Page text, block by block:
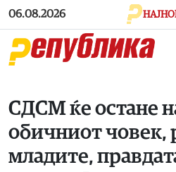
Skip to main content
06.08.2026
СДСМ ќе остане
обичниот човек,
младите,